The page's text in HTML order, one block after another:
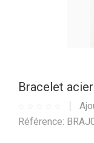
Bracelet
Référence: